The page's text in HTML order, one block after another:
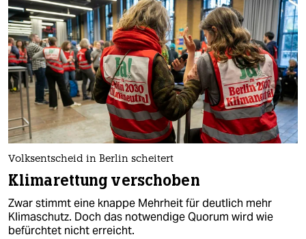
Volksentscheid in Berlin scheitert
Klimarettung verschoben
Zwar stimmt eine knappe Mehrheit für deutlich mehr
Klimaschutz. Doch das notwendige Quorum wird wie
befürchtet nicht erreicht.